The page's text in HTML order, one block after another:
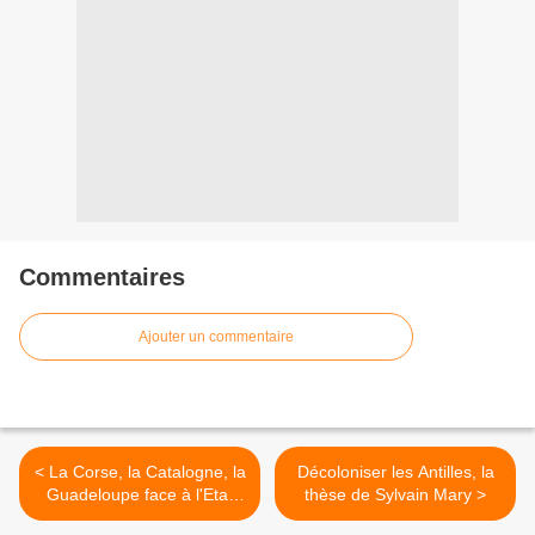
Commentaires
Ajouter un commentaire
< La Corse, la Catalogne, la
Guadeloupe face à l'Etat
central
Décoloniser les Antilles, la
thèse de Sylvain Mary >